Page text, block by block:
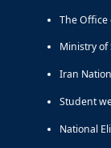
The Office
Ministry of
Iran
Student
National